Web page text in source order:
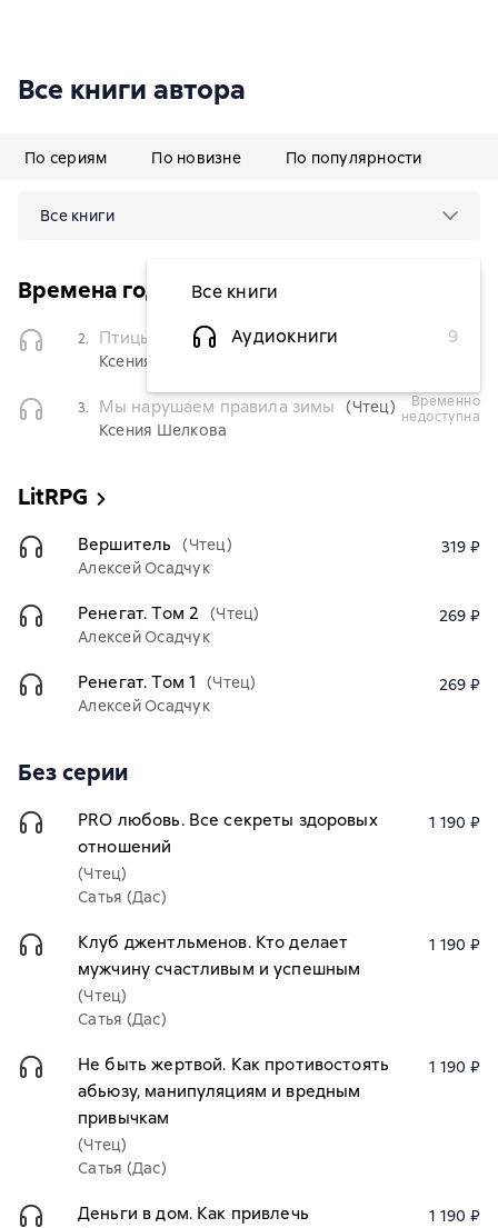
Все книги автора
По сериям По новизне По популярности
Все книги
Все книги
Аудиокниги
9
Времена года
2. Птицы молчат по весне (Чтец)
Ксения Шелкова
недоступна
3. Мы нарушаем правила зимы
(Чтец)
Ксения Шелкова
временно
недоступна
LitRPG
Вершитель
(Чтец)
Алексей Осадчук
319 ₽
Ренегат. Том 2
(Чтец)
Алексей Осадчук
269 ₽
Ренегат. Том 1
(Чтец)
Алексей Осадчук
269 ₽
Без серии
PRO любовь. Все секреты здоровых
отношений
(Чтец)
Сатья (Дас)
1 190 ₽
Клуб джентльменов. Кто делает
мужчину счастливым и успешным
(Чтец)
Сатья (Дас)
1 190 ₽
Не быть жертвой. Как противостоять
абьюзу, манипуляциям и вредным
привычкам
(Чтец)
Сатья (Дас)
1 190 ₽
Деньги в дом. Как привлечь
1 190 ₽